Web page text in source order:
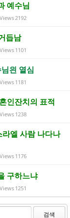
예수님
Views2192
듭남
Views 1101
읜 열심
Views 1181
인잔치의 표적
Views 1238
엘 사람 나다나
Views 1176
구하느냐
Views 1251
검색